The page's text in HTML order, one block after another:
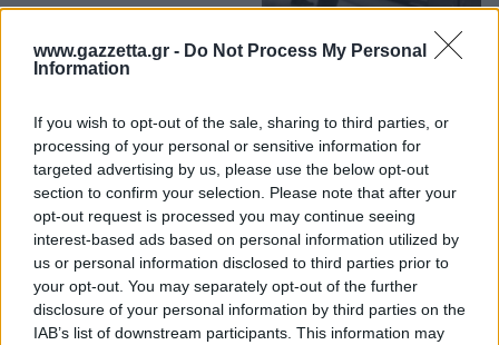
www.gazzetta.gr - Do Not Process My Personal
Information
If you wish to opt-out of the sale, sharing to third parties, or
processing of your personal or sensitive information for
targeted advertising by us, please use the below opt-out
section to confirm your selection. Please note that after your
opt-out request is processed you may continue seeing
interest-based ads based on personal information utilized by
us or personal information disclosed to third parties prior to
your opt-out. You may separately opt-out of the further
disclosure of your personal information by third parties on the
IAB’s list of downstream participants. This information may
Βίντεο ντοκουμέντο:
Συμμορία ξυλοκόπησε
20χρονο στο μετρό για
μια αλυσίδα
3